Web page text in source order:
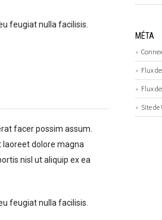
feugiat nulla facilisis.
facer possim assum.
laoreet dolore magna
nisl ut aliquip ex ea
feugiat nulla facilisis.
MÉTA
Flux
Flux
Site de